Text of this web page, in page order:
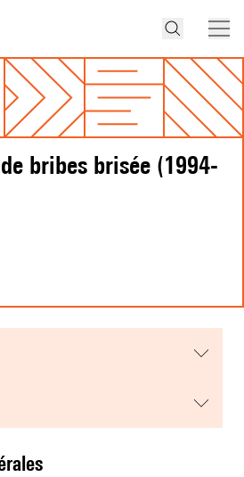
bribes brisée (1994-